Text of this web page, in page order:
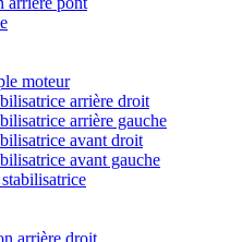
moteur
arrière droit
arrière gauche
avant droit
avant gauche
arrière droit